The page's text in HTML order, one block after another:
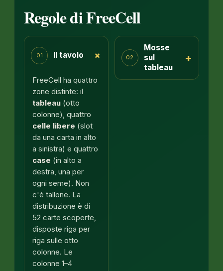
Regole di FreeCell
01 Il tavolo +
FreeCell ha quattro
zone distinte: il
tableau (otto
colonne), quattro
celle libere (slot
da una carta in alto
a sinistra) e quattro
case (in alto a
destra, una per
ogni seme). Non
c'è tallone. La
distribuzione è di
52 carte scoperte,
disposte riga per
riga sulle otto
colonne. Le
colonne 1–4
02
Mosse
sul
tableau
+